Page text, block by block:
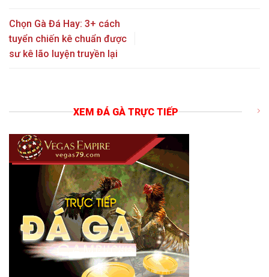
Chọn Gà Đá Hay: 3+ cách
tuyển chiến kê chuẩn được
sư kê lão luyện truyền lại
XEM ĐÁ GÀ TRỰC TIẾP